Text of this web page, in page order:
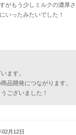
もう少しミルクの濃厚さ
いったみたいでした！
ます。
品開発につながります。
ございました！
02月12日